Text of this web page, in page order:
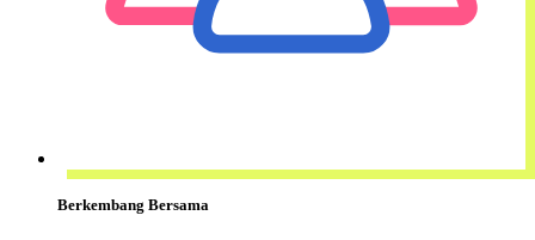
Berkembang Bersama